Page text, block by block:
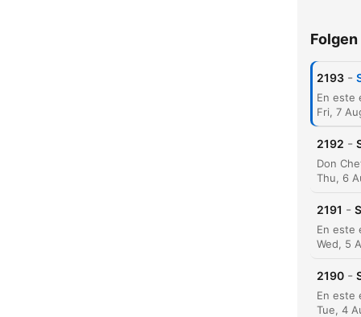
Folgen
2193 -
Fri, 7
2192 -
Thu, 6
2191 -
Wed, 5
2190 -
Tue, 4